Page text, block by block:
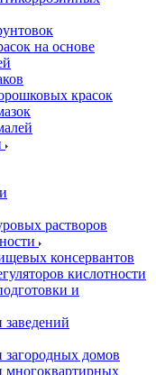
на основе
красок
растворов
консервантов
кислотности
и
загородных домов
многоквартирных